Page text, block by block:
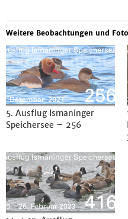
Weitere Beobachtungen und
5. Ausflug Ismaninger
Speichersee – 256